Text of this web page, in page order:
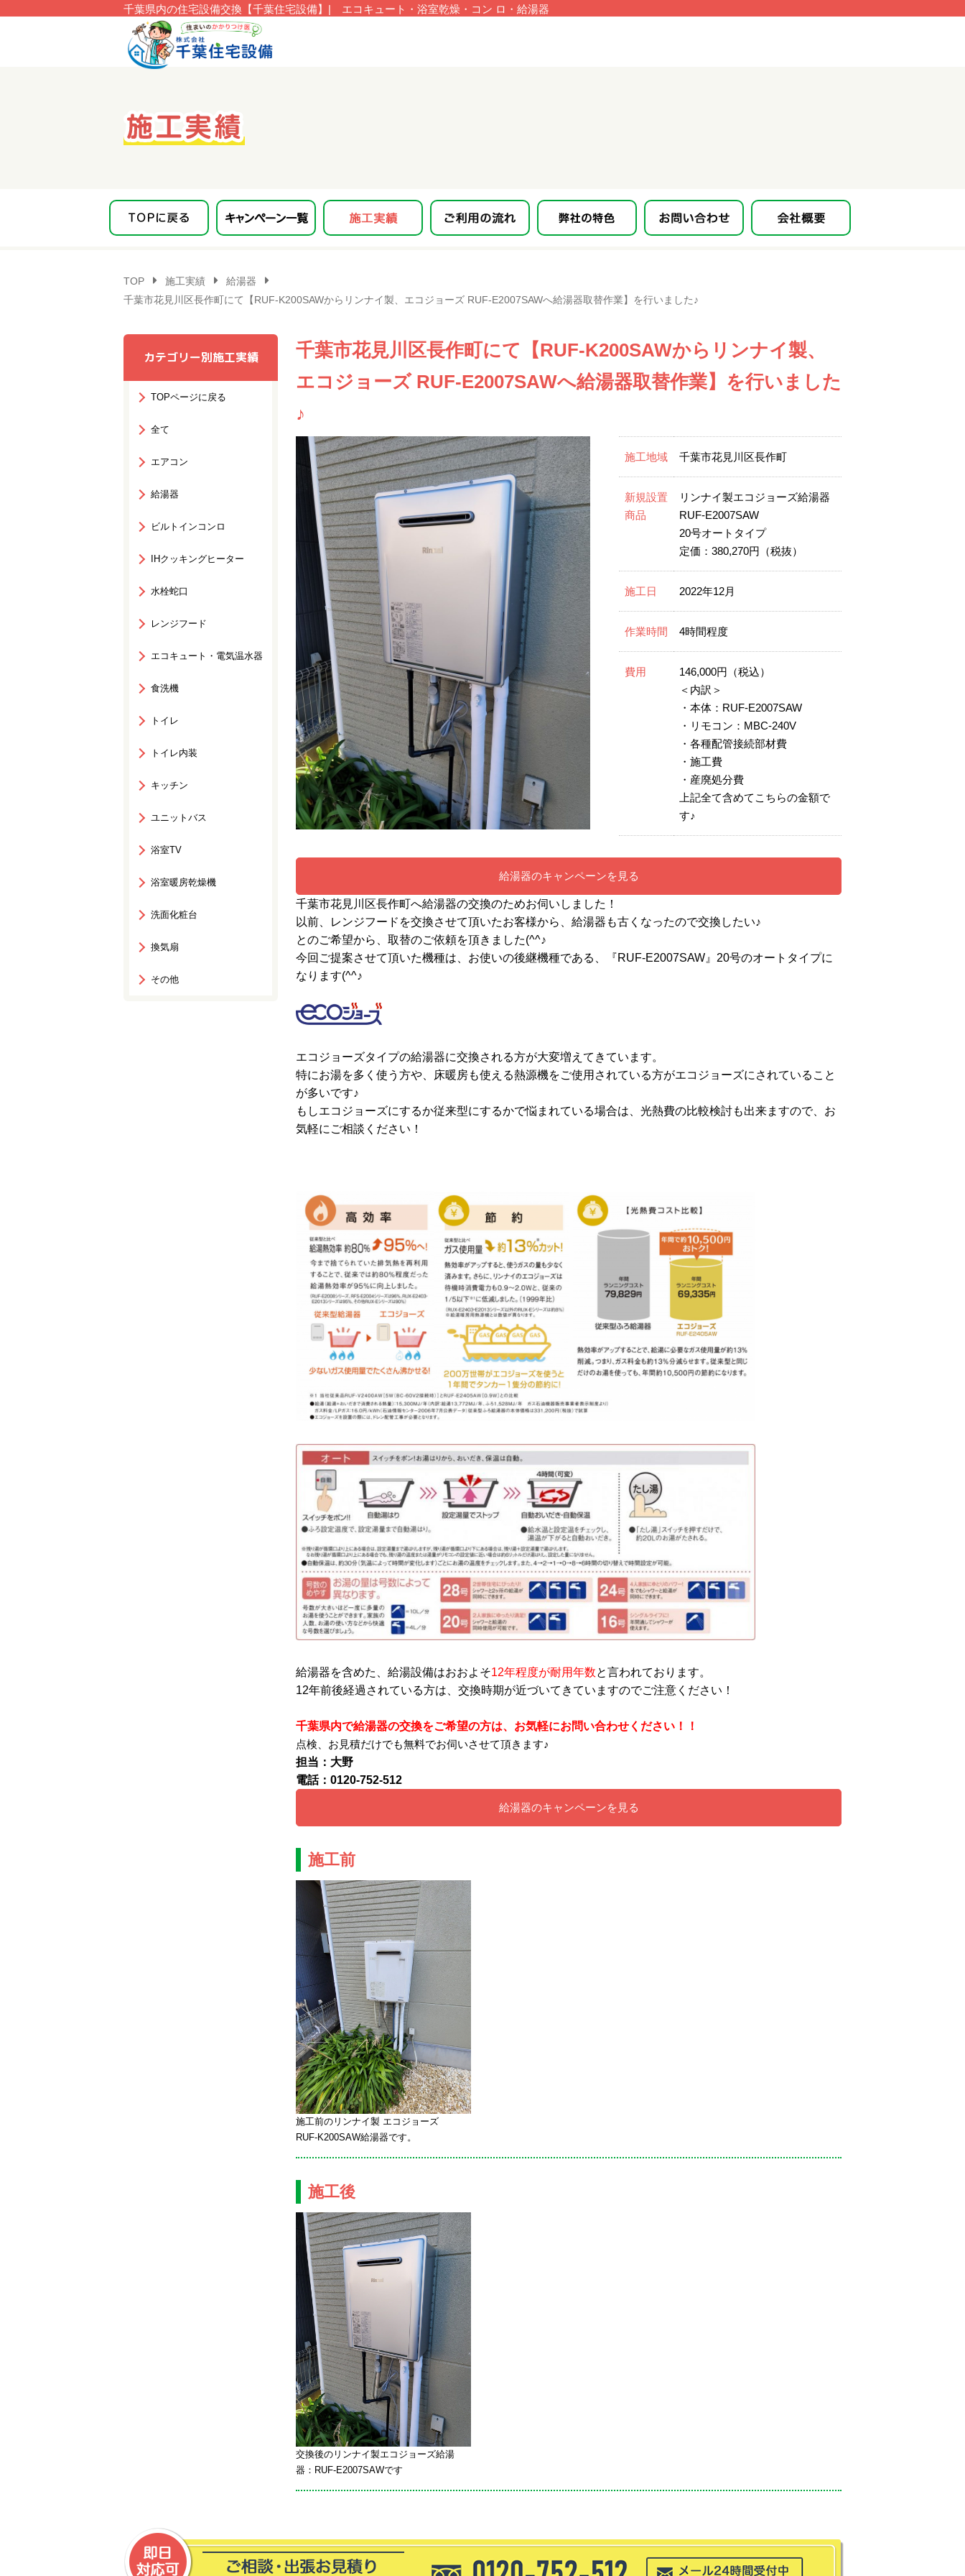
千葉県内の住宅設備交換【千葉住宅設備】| エコキュート・浴室乾燥・コン ロ・給湯器
TOP 施工実績
給湯器
千葉市花見川区長作町にて【RUF-K200SAWからリンナイ製、エコジョーズ RUF-E2007SAWへ給湯器取替作業】を行いました♪
カテゴリー別施工実績
TOPページに戻る
全て
エアコン
給湯器
ビルトインコンロ
IHクッキングヒーター
水栓蛇口
レンジフード
エコキュート・電気温水器
食洗機
トイレ
トイレ内装
キッチン
ユニットバス
浴室TV
浴室暖房乾燥機
洗面化粧台
換気扇
その他
千葉市花見川区長作町にて【RUF-K200SAWからリンナイ製、
エコジョーズ RUF-E2007SAWへ給湯器取替作業】を行いました
♪
施工地域 千葉市花見川区長作町
新規設置
商品
リンナイ製エコジョーズ給湯器
RUF-E2007SAW
20号オートタイプ
定価：380,270円（税抜）
施工日 2022年12月
作業時間 4時間程度
費用
146,000円（税込）
＜内訳＞
・本体：RUF-E2007SAW
・リモコン：MBC-240V
・各種配管接続部材費
・施工費
・産廃処分費
上記全て含めてこちらの金額で
す♪
給湯器のキャンペーンを見る
千葉市花見川区長作町へ給湯器の交換のためお伺いしました！
以前、レンジフードを交換させて頂いたお客様から、給湯器も古くなったので交換したい♪
とのご希望から、取替のご依頼を頂きました(^^♪
今回ご提案させて頂いた機種は、お使いの後継機種である、『RUF-E2007SAW』20号のオートタイプに
なります(^^♪
エコジョーズタイプの給湯器に交換される方が大変増えてきています。
特にお湯を多く使う方や、床暖房も使える熱源機をご使用されている方がエコジョーズにされていること
が多いです♪
もしエコジョーズにするか従来型にするかで悩まれている場合は、光熱費の比較検討も出来ますので、お
気軽にご相談ください！
給湯器を含めた、給湯設備はおおよそ12年程度が耐用年数と言われております。
12年前後経過されている方は、交換時期が近づいてきていますのでご注意ください！
千葉県内で給湯器の交換をご希望の方は、お気軽にお問い合わせください！！
点検、お見積だけでも無料でお伺いさせて頂きます♪
担当：大野
電話：0120-752-512
給湯器のキャンペーンを見る
施工前
施工前のリンナイ製 エコジョーズ
RUF-K200SAW給湯器です。
施工後
交換後のリンナイ製エコジョーズ給湯
器：RUF-E2007SAWです